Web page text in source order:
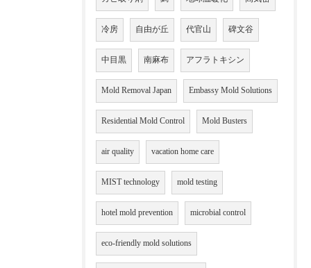
冷房 自由が丘 代官山 碑文谷
中目黒 南麻布 アフラトキシン
Mold Removal Japan Embassy Mold Solutions
Residential Mold Control Mold Busters
air quality vacation home care
MIST technology mold testing
hotel mold prevention microbial control
eco-friendly mold solutions